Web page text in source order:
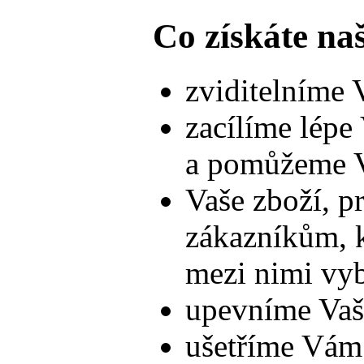
Co získáte
zviditelníme
zacílíme lépe
a pomůžeme
Vaše zboží,
zákazníkům,
mezi nimi
upevníme
ušetříme